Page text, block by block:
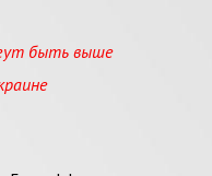
быть выше